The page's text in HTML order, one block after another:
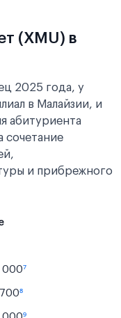
(XMU) в
2025 года, у
в Малайзии, и
абитуриента
сочетание
и прибрежного
000⁷
⁸